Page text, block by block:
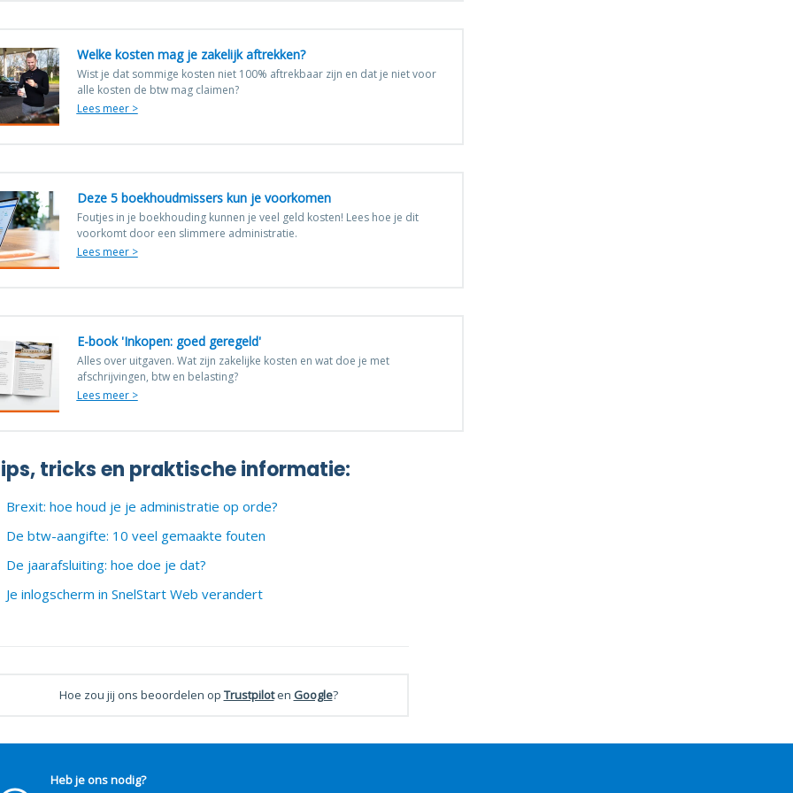
Welke kosten mag je zakelijk aftrekken?
Wist je dat sommige kosten niet 100% aftrekbaar zijn en dat je niet voor
alle kosten de btw mag claimen?
Lees meer >
Deze 5 boekhoudmissers kun je voorkomen
Foutjes in je boekhouding kunnen je veel geld kosten! Lees hoe je dit
voorkomt door een slimmere administratie.
Lees meer >
E-book 'Inkopen: goed geregeld'
Alles over uitgaven. Wat zijn zakelijke kosten en wat doe je met
afschrijvingen, btw en belasting?
Lees meer >
tricks en praktische informatie:
Brexit: hoe houd je je administratie op orde?
De btw-aangifte: 10 veel gemaakte fouten
De jaarafsluiting: hoe doe je dat?
Je inlogscherm in SnelStart Web verandert
Hoe zou jij ons beoordelen op Trustpiloten Google?
Heb je ons nodig?